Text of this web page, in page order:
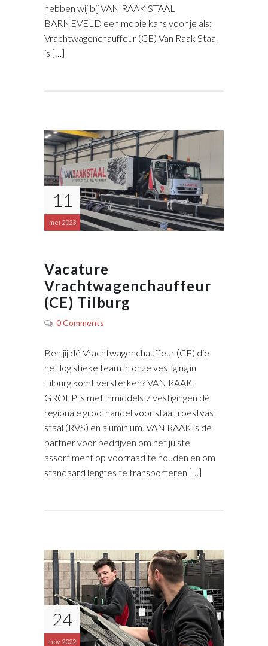
hebben wij bij VAN RAAK STAAL
BARNEVELD een mooie kans voor je als:
Vrachtwagenchauffeur (CE) Van Raak Staal
is […]
11
mei 2023
Vacature
Vrachtwagenchauffeur
(CE) Tilburg
0 Comments
Ben jij dé Vrachtwagenchauffeur (CE) die
het logistieke team in onze vestiging in
Tilburg komt versterken? VAN RAAK
GROEP is met inmiddels 7 vestigingen dé
regionale groothandel voor staal, roestvast
staal (RVS) en aluminium. VAN RAAK is dé
partner voor bedrijven om het juiste
assortiment op voorraad te houden en om
standaard lengtes te transporteren […]
24
nov 2022